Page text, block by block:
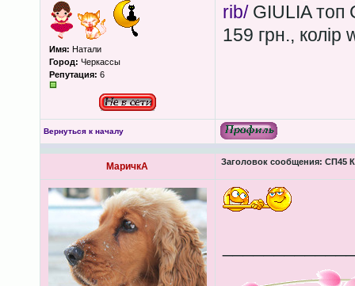
Имя: Натали
Город: Черкассы
Репутация: 6
rib/GIULIA топ
159 грн., колір
Вернуться к началу
МаричкА Заголовок сообщения: СП45